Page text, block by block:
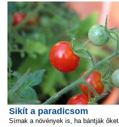
Sikít a paradicsom
Sírnak a növények is, ha bántják őket